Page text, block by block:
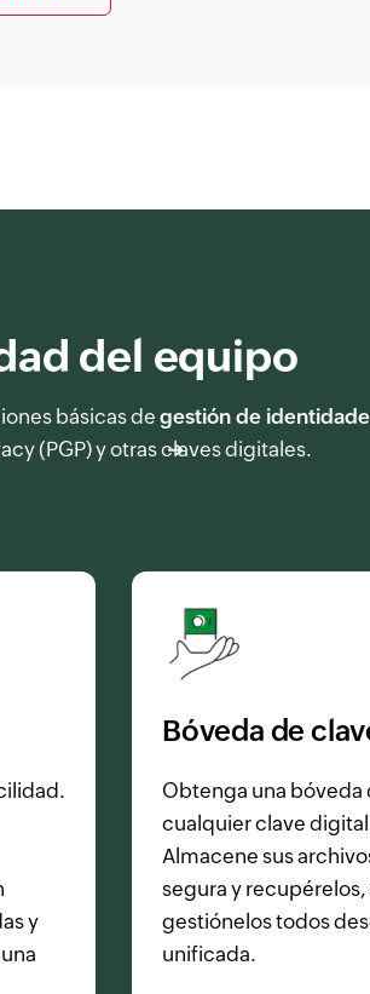
del equipo
básicas de gestión de
(PGP) y otras claves digitales.
y
Bóveda de
Obtenga una bóveda
cualquier clave
Almacene sus
segura y
gestiónelos todos
unificada.